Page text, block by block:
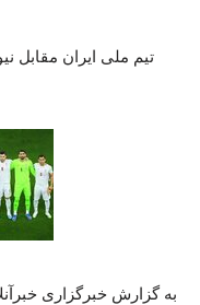
تیم ملی ایران مقابل
به گزارش خبرگزاری